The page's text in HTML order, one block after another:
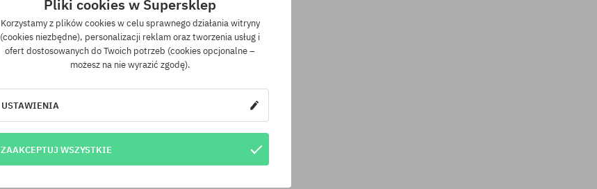
Pliki cookies w Supersklep
Korzystamy z plików cookies w celu sprawnego działania witryny
(cookies niezbędne), personalizacji reklam oraz tworzenia usług i
ofert dostosowanych do Twoich potrzeb (cookies opcjonalne –
możesz na nie wyrazić zgodę).
USTAWIENIA
ZAAKCEPTUJ WSZYSTKIE